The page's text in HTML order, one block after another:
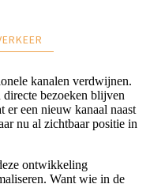
kanalen verdwijnen.
bezoeken blijven
een nieuw kanaal naast
nu al zichtbaar positie in
ontwikkeling
Want wie in de